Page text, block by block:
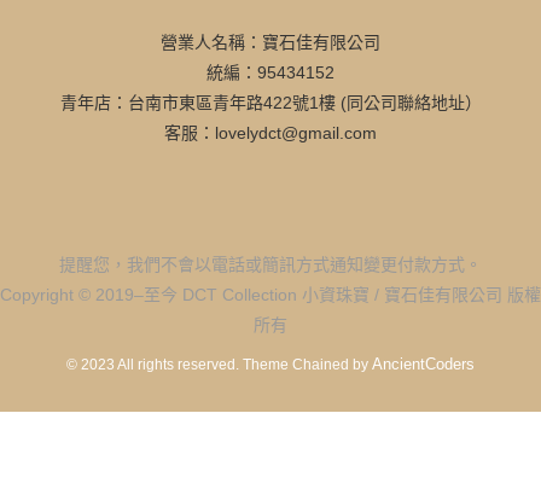
營業人名稱：寶石佳有限公司
統編：95434152
青年店：台南市東區青年路422號1樓 (同公司聯絡地址）
客服：lovelydct@gmail.com
提醒您，我們不會以電話或簡訊方式通知變更付款方式。
Copyright © 2019–至今 DCT Collection 小資珠寶 / 寶石佳有限公司 版權
所有
© 2023 All rights reserved. Theme Chained by AncientCoders